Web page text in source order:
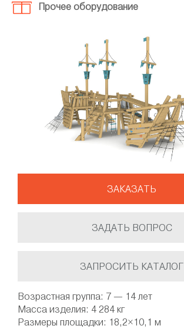
Прочее оборудование
ЗАКАЗАТЬ
ЗАДАТЬ ВОПРОС
ЗАПРОСИТЬ КАТАЛОГ
Возрастная группа: 7 — 14 лет
Масса изделия: 4 284 кг
Размеры площадки: 18,2×10,1 м